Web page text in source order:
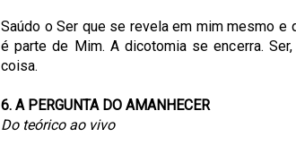
Saúdo o Ser que se revela em mim mesmo e
é parte de Mim. A dicotomia se encerra.
coisa.
6. A PERGUNTA DO AMANHECER
Do teórico ao vivo